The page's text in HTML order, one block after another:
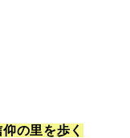
仰の里を歩 く